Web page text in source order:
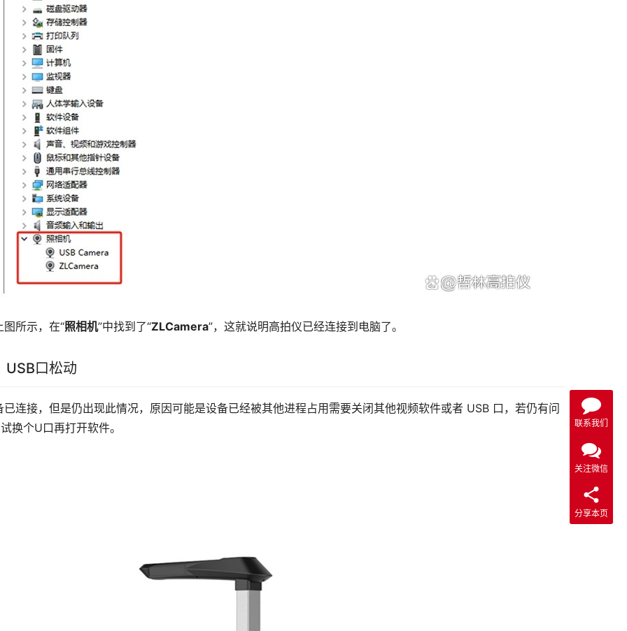
图所示，在“照相机”中找到了“ZLCamera”，这就说明高拍仪已经连接到电脑了。
USB口松动
已连接，但是仍出现此情况，原因可能是设备已经被其他进程占用需要关闭其他视频软件或者 USB 口，若仍有问
换个U口再打开软件。
联系我们
关注微信
分享本页